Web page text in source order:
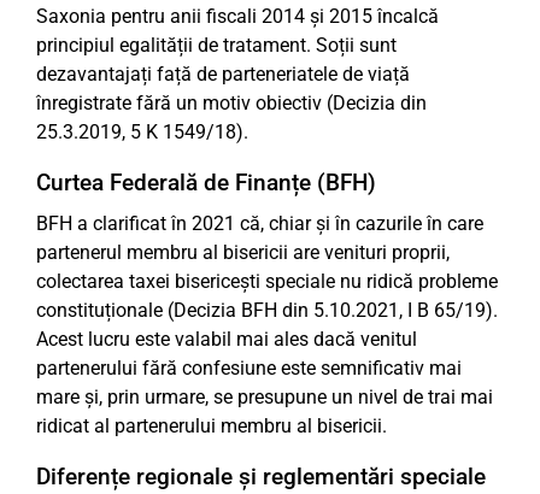
Saxonia pentru anii fiscali 2014 și 2015 încalcă
principiul egalității de tratament. Soții sunt
dezavantajați față de parteneriatele de viață
înregistrate fără un motiv obiectiv (Decizia din
25.3.2019, 5 K 1549/18).
Curtea Federală de Finanțe (BFH)
BFH a clarificat în 2021 că, chiar și în cazurile în care
partenerul membru al bisericii are venituri proprii,
colectarea taxei bisericești speciale nu ridică probleme
constituționale (Decizia BFH din 5.10.2021, I B 65/19).
Acest lucru este valabil mai ales dacă venitul
partenerului fără confesiune este semnificativ mai
mare și, prin urmare, se presupune un nivel de trai mai
ridicat al partenerului membru al bisericii.
Diferențe regionale și reglementări speciale